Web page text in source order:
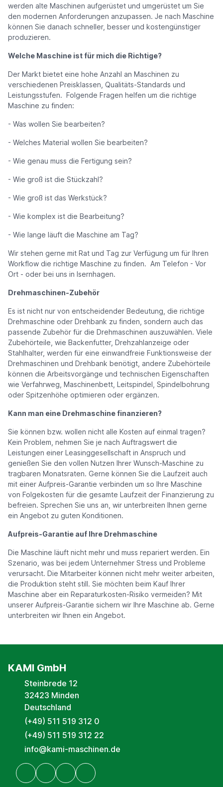
werden alte Maschinen aufgerüstet und umgerüstet um Sie
den modernen Anforderungen anzupassen. Je nach Maschine
können Sie danach schneller, besser und kostengünstiger
produzieren.
Welche Maschine ist für mich die Richtige?
Der Markt bietet eine hohe Anzahl an Maschinen zu
verschiedenen Preisklassen, Qualitäts-Standards und
Leistungsstufen. Folgende Fragen helfen um die richtige
Maschine zu finden:
- Was wollen Sie bearbeiten?
- Welches Material wollen Sie bearbeiten?
- Wie genau muss die Fertigung sein?
- Wie groß ist die Stückzahl?
- Wie groß ist das Werkstück?
- Wie komplex ist die Bearbeitung?
- Wie lange läuft die Maschine am Tag?
Wir stehen gerne mit Rat und Tag zur Verfügung um für Ihren
Workflow die richtige Maschine zu finden. Am Telefon - Vor
Ort - oder bei uns in Isernhagen.
Drehmaschinen-Zubehör
Es ist nicht nur von entscheidender Bedeutung, die richtige
Drehmaschine oder Drehbank zu finden, sondern auch das
passende Zubehör für die Drehmaschinen auszuwählen. Viele
Zubehörteile, wie Backenfutter, Drehzahlanzeige oder
Stahlhalter, werden für eine einwandfreie Funktionsweise der
Drehmaschinen und Drehbank benötigt, andere Zubehörteile
können die Arbeitsvorgänge und technischen Eigenschaften
wie Verfahrweg, Maschinenbett, Leitspindel, Spindelbohrung
oder Spitzenhöhe optimieren oder ergänzen.
Kann man eine Drehmaschine finanzieren?
Sie können bzw. wollen nicht alle Kosten auf einmal tragen?
Kein Problem, nehmen Sie je nach Auftragswert die
Leistungen einer Leasinggesellschaft in Anspruch und
genießen Sie den vollen Nutzen Ihrer Wunsch-Maschine zu
tragbaren Monatsraten. Gerne können Sie die Laufzeit auch
mit einer Aufpreis-Garantie verbinden um so Ihre Maschine
von Folgekosten für die gesamte Laufzeit der Finanzierung zu
befreien. Sprechen Sie uns an, wir unterbreiten Ihnen gerne
ein Angebot zu guten Konditionen.
Aufpreis-Garantie auf Ihre Drehmaschine
Die Maschine läuft nicht mehr und muss repariert werden. Ein
Szenario, was bei jedem Unternehmer Stress und Probleme
verursacht. Die Mitarbeiter können nicht mehr weiter arbeiten,
die Produktion steht still. Sie möchten beim Kauf Ihrer
Maschine aber ein Reparaturkosten-Risiko vermeiden? Mit
unserer Aufpreis-Garantie sichern wir Ihre Maschine ab. Gerne
unterbreiten wir Ihnen ein Angebot.
KAMI GmbH
Steinbrede 12
32423 Minden
Deutschland
(+49) 511 519 312 0
(+49) 511 519 312 22
info@kami-maschinen.de